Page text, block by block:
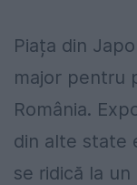
Piața din
major pentru
România.
din alte state
se ridică la